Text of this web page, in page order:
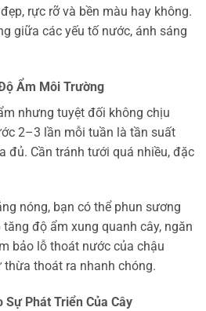
rực rỡ và bền màu hay không.
giữa các yếu tố nước, ánh sáng
Ẩm Môi Trường
nhưng tuyệt đối không chịu
2–3 lần mỗi tuần là tần suất
đủ. Cần tránh tưới quá nhiều, đặc
nóng, bạn có thể phun sương
độ ẩm xung quanh cây, ngăn
bảo lỗ thoát nước của chậu
thoát ra nhanh chóng.
Sự Phát Triển Của Cây